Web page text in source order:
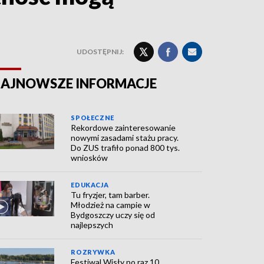
UDOSTĘPNIJ:
INFORMACJE
SPOŁECZNE
Rekordowe zainteresowanie
nowymi zasadami stażu pracy.
Do ZUS trafiło ponad 800 tys.
wniosków
EDUKACJA
Tu fryzjer, tam barber.
Młodzież na campie w
Bydgoszczy uczy się od
najlepszych
ROZRYWKA
Festiwal Wisły po raz 10.